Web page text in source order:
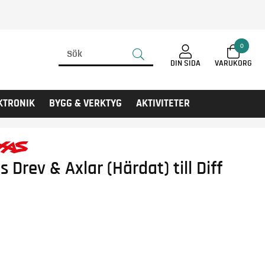
0
DIN SIDA
BYGG & VERKTYG AKTIVITETER
Drev & Axlar (Härdat) till Diff